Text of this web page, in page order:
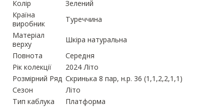
Колір
Зелений
Країна
виробник
Туреччина
Матеріал
верху
Шкіра натуральна
Повнота
Середня
Рік колекції
2024 Літо
Розмірний Ряд Скринька 8 пар, н.р. 36 (1,1,2,2,1,1)
Сезон
Літо
Тип каблука
Платформа